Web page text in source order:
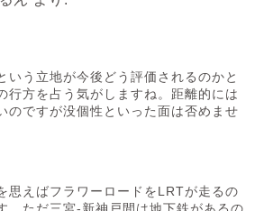
いう立地が今後どう評価されるのかと
行方を占う気がしますね。距離的には
のですが没個性といった面は否めませ
思えばフラワーロードをLRTが走るの
。ただ三宮-新神戸間は地下鉄があるの